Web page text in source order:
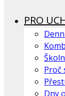
PRO
Proč
Dny